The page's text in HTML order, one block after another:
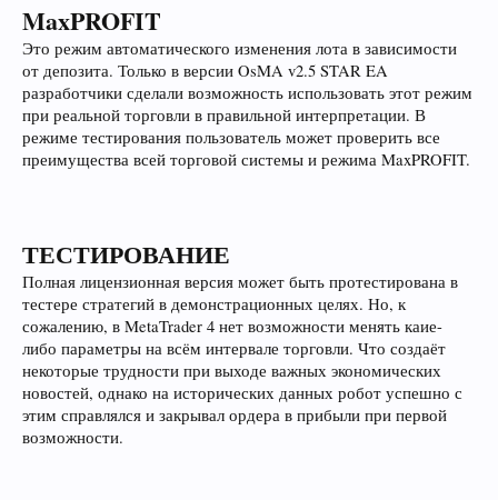
MaxPROFIT
Это режим автоматического изменения лота в зависимости
от депозита. Только в версии OsMA v2.5 STAR EA
разработчики сделали возможность использовать этот режим
при реальной торговли в правильной интерпретации. В
режиме тестирования пользователь может проверить все
преимущества всей торговой системы и режима MaxPROFIT.
ТЕСТИРОВАНИЕ
Полная лицензионная версия может быть протестирована в
тестере стратегий в демонстрационных целях. Но, к
сожалению, в MetaTrader 4 нет возможности менять каие-
либо параметры на всём интервале торговли. Что создаёт
некоторые трудности при выходе важных экономических
новостей, однако на исторических данных робот успешно с
этим справлялся и закрывал ордера в прибыли при первой
возможности.